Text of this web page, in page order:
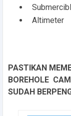
Altimeter
PASTIKAN
BOREHOLE
SUDAH